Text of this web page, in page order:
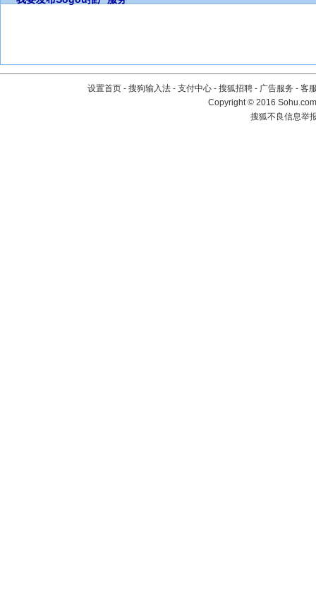
设置首页 - 搜狗输入法 - 支付中心 - 搜狐招聘 - 广告服务 - 客
Copyright©2016
搜狐不良信息举